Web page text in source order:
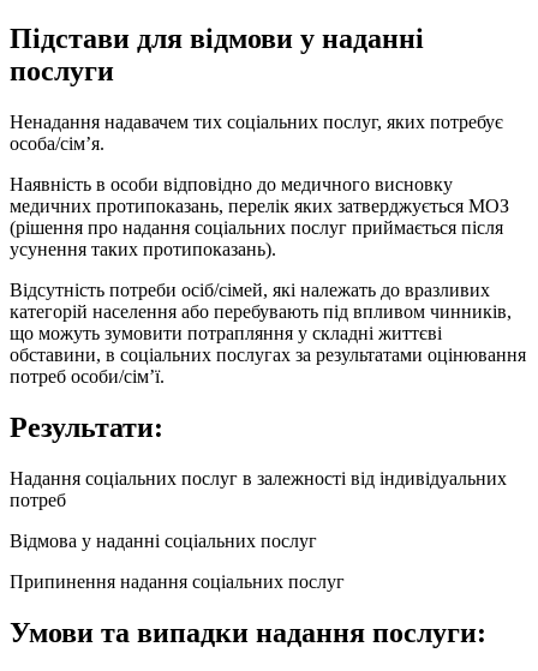
Підстави для відмови у наданні
послуги
Ненадання надавачем тих соціальних послуг, яких потребує
особа/сім’я.
Наявність в особи відповідно до медичного висновку
медичних протипоказань, перелік яких затверджується МОЗ
(рішення про надання соціальних послуг приймається після
усунення таких протипоказань).
Відсутність потреби осіб/сімей, які належать до вразливих
категорій населення або перебувають під впливом чинників,
що можуть зумовити потрапляння у складні життєві
обставини, в соціальних послугах за результатами оцінювання
потреб особи/сім’ї.
Результати:
Надання соціальних послуг в залежності від індивідуальних
потреб
Відмова у наданні соціальних послуг
Припинення надання соціальних послуг
Умови та випадки надання послуги: